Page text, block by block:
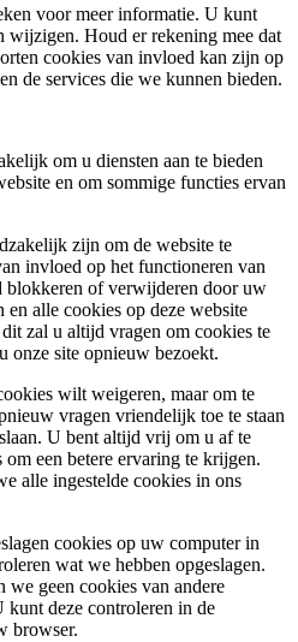
voor meer informatie. U kunt
wijzigen. Houd er rekening mee dat
cookies van invloed kan zijn op
de services die we kunnen bieden.
om u diensten aan te bieden
en om sommige functies ervan
zijn om de website te
invloed op het functioneren van
blokkeren of verwijderen door uw
alle cookies op deze website
zal u altijd vragen om cookies te
onze site opnieuw bezoekt.
wilt weigeren, maar om te
vragen vriendelijk toe te staan
U bent altijd vrij om u af te
een betere ervaring te krijgen.
alle ingestelde cookies in ons
cookies op uw computer in
wat we hebben opgeslagen.
we geen cookies van andere
deze controleren in de
browser.